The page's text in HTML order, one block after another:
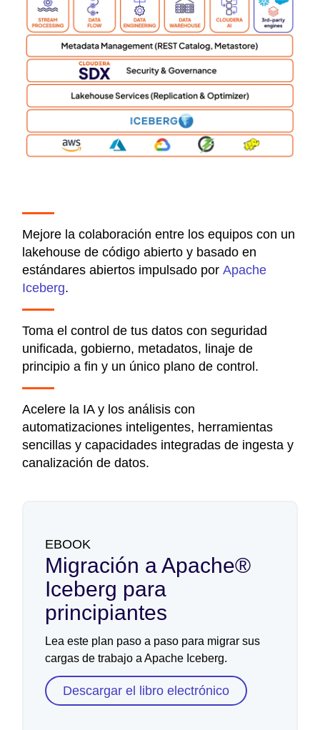
Mejore la colaboración entre los equipos con un
lakehouse de código abierto y basado en
estándares abiertos impulsado por Apache
Iceberg.
Toma el control de tus datos con seguridad
unificada, gobierno, metadatos, linaje de
principio a fin y un único plano de control.
Acelere la IA y los análisis con
automatizaciones inteligentes, herramientas
sencillas y capacidades integradas de ingesta y
canalización de datos.
EBOOK
Migración a Apache®
Iceberg para
principiantes
Lea este plan paso a paso para migrar sus
cargas de trabajo a Apache Iceberg.
Descargar el libro electrónico